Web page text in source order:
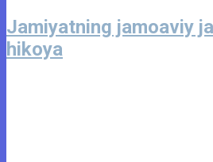
Jamiyatning jamoaviy
hikoya